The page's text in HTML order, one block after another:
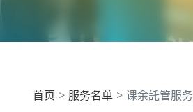
首页 服务名单 课余託管服务